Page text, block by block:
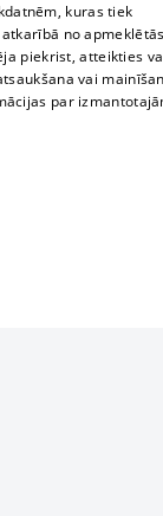
kuras tiek
no
piekrist, atteikties
vai
par